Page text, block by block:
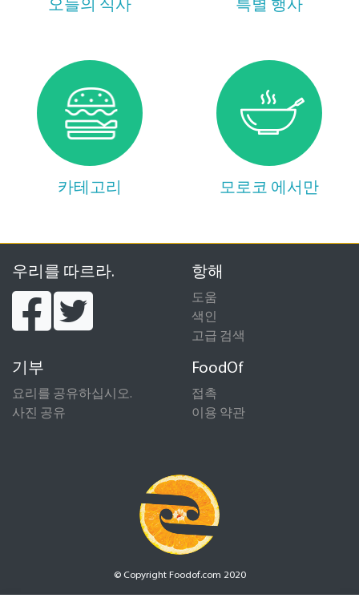
오늘의 식사 특별 행사
카테고리 모로코 에서만
우리를 따르라. 항해
도움
색인
고급 검색
기부
요리를 공유하십시오.
사진 공유
FoodOf
접촉
이용 약관
© Copyright Foodof.com 2020